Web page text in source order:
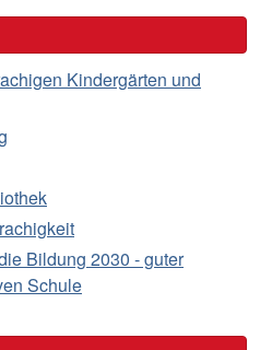
Kindergärten und
Bildung 2030 - guter
Schule